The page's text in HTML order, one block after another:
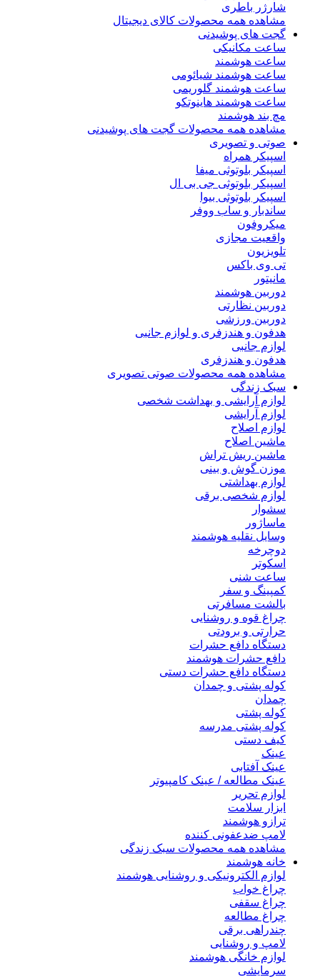
شارژر باطری
مشاهده همه محصولات کالای دیجیتال
گجت های پوشیدنی
ساعت مکانیکی
ساعت هوشمند
ساعت هوشمند شیائومی
ساعت هوشمند گلوریمی
ساعت هوشمند هاینوتکو
مچ بند هوشمند
مشاهده همه محصولات گجت های پوشیدنی
صوتی و تصویری
اسپیکر همراه
اسپیکر بلوتوثی میفا
اسپیکر بلوتوثی جی بی ال
اسپیکر بلوتوثی بیوا
ساندبار و ساب ووفر
میکروفون
واقعیت مجازی
تلویزیون
تی وی باکس
مانیتور
دوربین هوشمند
دوربین نظارتی
دوربین ورزشی
هدفون و هندزفری و لوازم جانبی
لوازم جانبی
هدفون و هندزفری
مشاهده همه محصولات صوتی تصویری
سبک زندگی
لوازم آرایشی و بهداشت شخصی
لوازم آرایشی
لوازم اصلاح
ماشین اصلاح
ماشین ریش تراش
موزن گوش و بینی
لوازم بهداشتی
لوازم شخصی برقی
سشوار
ماساژور
وسایل نقلیه هوشمند
دوچرخه
اسکوتر
ساعت شنی
کمپینگ و سفر
بالشت مسافرتی
چراغ قوه و روشنایی
حرارتی و برودتی
دستگاه دافع حشرات
دافع حشرات هوشمند
دستگاه دافع حشرات دستی
کوله پشتی و چمدان
چمدان
کوله پشتی
کوله پشتی مدرسه
کیف دستی
عینک
عینک آفتابی
عینک مطالعه / عینک کامپیوتر
لوازم تحریر
ابزار سلامت
ترازو هوشمند
لامپ ضدعفونی کننده
مشاهده همه محصولات سبک زندگی
خانه هوشمند
لوازم الکترونیکی و روشنایی هوشمند
چراغ خواب
چراغ سقفی
چراغ مطالعه
چندراهی برقی
لامپ و روشنایی
لوازم خانگی هوشمند
سرمایشی